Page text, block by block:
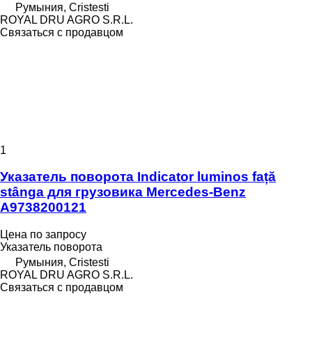
Румыния, Cristesti
ROYAL DRU AGRO S.R.L.
Связаться с продавцом
1
Указатель поворота Indicator luminos față
stânga для грузовика Mercedes-Benz
A9738200121
Цена по запросу
Указатель поворота
Румыния, Cristesti
ROYAL DRU AGRO S.R.L.
Связаться с продавцом